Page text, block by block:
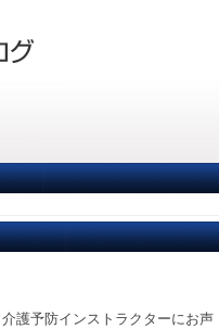
護予防インストラクターにお声